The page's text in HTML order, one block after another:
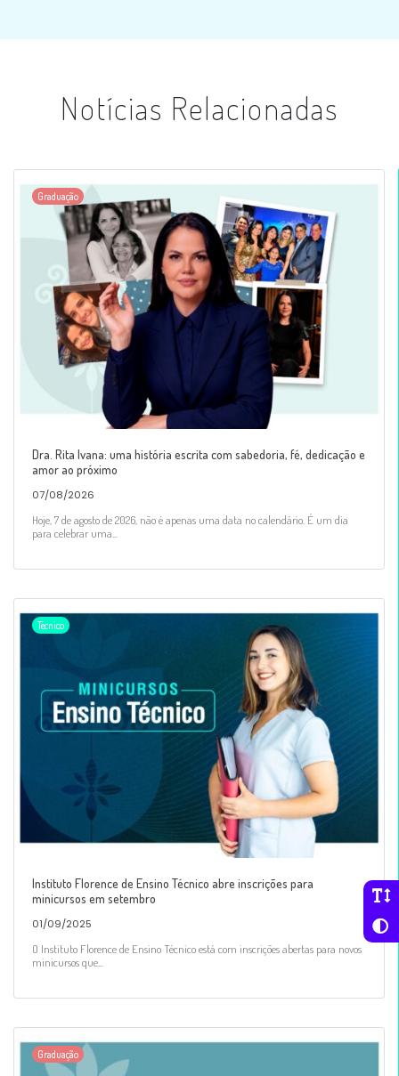
Notícias Relacionadas
Graduação
Dra. Rita Ivana: uma história escrita com sabedoria, fé, dedicação e
amor ao próximo
07/08/2026
Hoje, 7 de agosto de 2026, não é apenas uma data no calendário. É um dia
para celebrar uma...
Técnico
Instituto Florence de Ensino Técnico abre inscrições para
minicursos em setembro
01/09/2025
O Instituto Florence de Ensino Técnico está com inscrições abertas para novos
minicursos que...
Graduação